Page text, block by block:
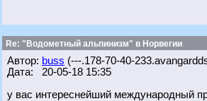
Re: "Водометный альпинизм" в Норвегии
Автор: buss (---.178-70-40-
Дата: 20-05-18 15:35
у вас интереснейший международный